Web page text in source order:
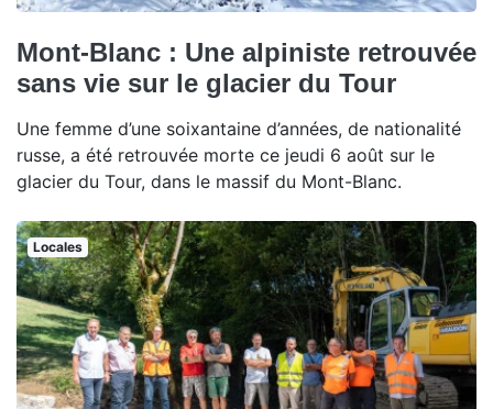
Mont-Blanc : Une alpiniste retrouvée
sans vie sur le glacier du Tour
Une femme d’une soixantaine d’années, de nationalité
russe, a été retrouvée morte ce jeudi 6 août sur le
glacier du Tour, dans le massif du Mont-Blanc.
Locales